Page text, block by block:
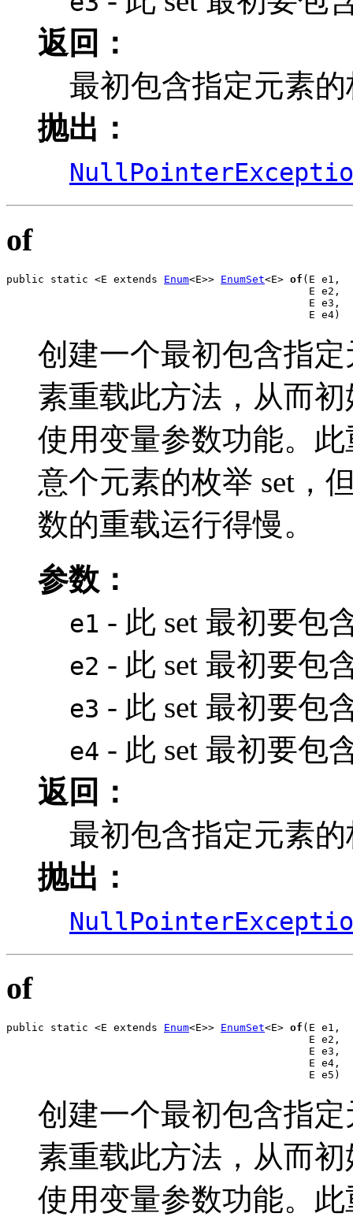
返回：
最初包含指定元素的
抛出：
of
public static <E extends Enum<E>> EnumSet<E> of (E e1,
                                                E e2,
                                                E e3,
                                                E e4)
创建一个最初包含指定
素重载此方法，从而
使用变量参数功能。
意个元素的枚举 set，
数的重载运行得慢。
参数：
e1 - 此 set 最初要包
e2 - 此 set 最初要包
e3 - 此 set 最初要包
e4 - 此 set 最初要包
返回：
最初包含指定元素的
抛出：
of
public static <E extends Enum<E>> EnumSet<E> of (E e1,
                                                E e2,
                                                E e3,
                                                E e4,
                                                E e5)
创建一个最初包含指定
素重载此方法，从而
使用变量参数功能。